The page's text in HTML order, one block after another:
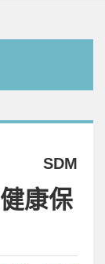
SDM
康保